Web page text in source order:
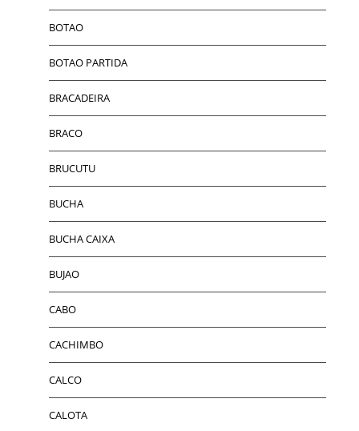
BOTAO
BOTAO PARTIDA
BRACADEIRA
BRACO
BRUCUTU
BUCHA
BUCHA CAIXA
BUJAO
CABO
CACHIMBO
CALCO
CALOTA